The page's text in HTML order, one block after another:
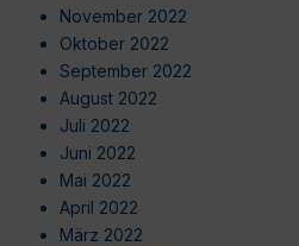
November 2022
Oktober 2022
September 2022
August 2022
Juli 2022
Juni 2022
Mai 2022
April 2022
März 2022